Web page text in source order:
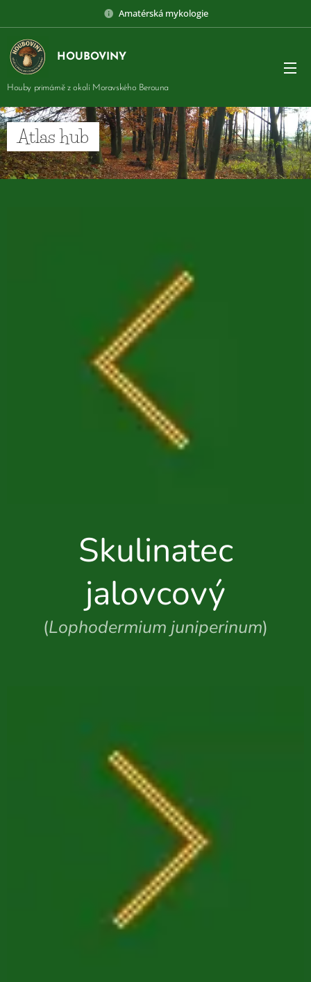
Amatérská mykologie
HOUBOVINY
Houby primárně z okolí Moravského Berouna
Atlas hub
Skulinatec
jalovcový
(Lophodermium juniperinum)